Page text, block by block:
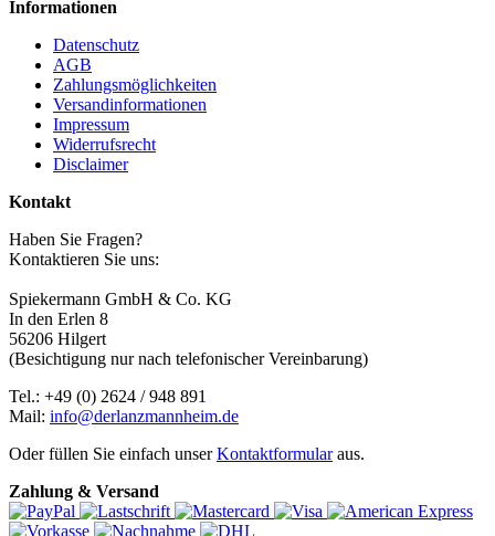
Informationen
Datenschutz
AGB
Zahlungsmöglichkeiten
Versandinformationen
Impressum
Widerrufsrecht
Disclaimer
Kontakt
Haben Sie Fragen?
Kontaktieren Sie uns:
Spiekermann GmbH & Co. KG
In den Erlen 8
56206 Hilgert
(Besichtigung nur nach telefonischer Vereinbarung)
Tel.: +49 (0) 2624 / 948 891
Mail: info@derlanzmannheim.de
Oder füllen Sie einfach unserKontaktformularaus.
Zahlung & Versand